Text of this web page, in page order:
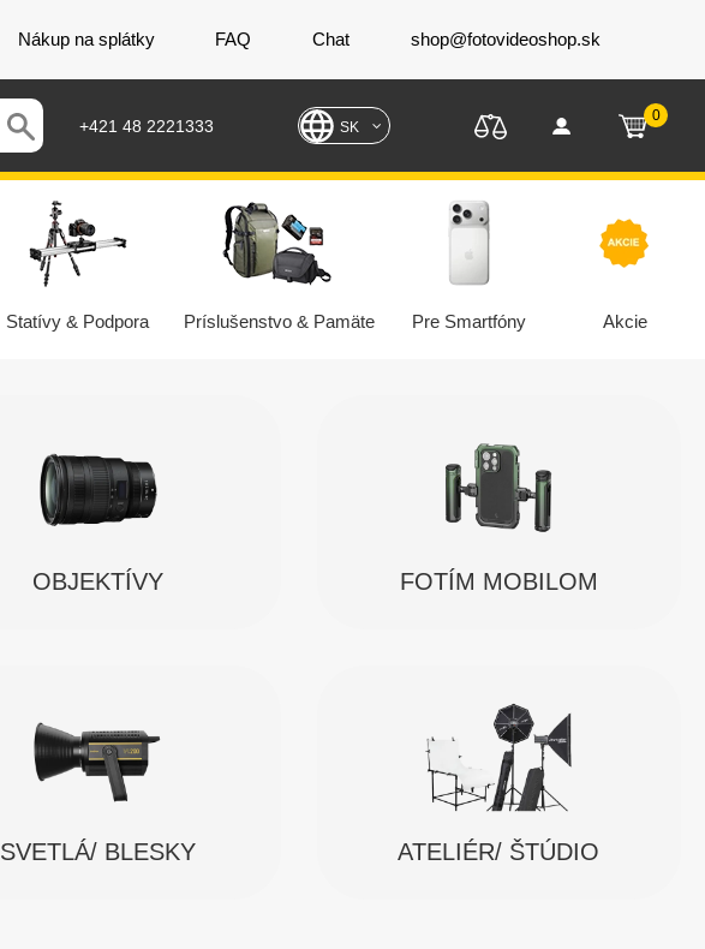
Nákup na splátky FAQ Chat shop@fotovideoshop.sk
+421 48 2221333 SK
0
Statívy & Podpora Príslušenstvo & Pamäte Pre Smartfóny Akcie
OBJEKTÍVY FOTÍM MOBILOM
SVETLÁ/ BLESKY ATELIÉR/ ŠTÚDIO